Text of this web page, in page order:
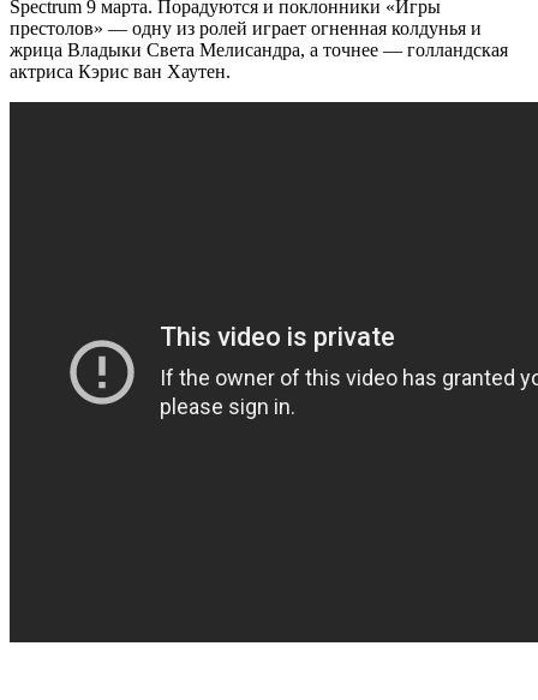
Spectrum 9 марта. Порадуются и поклонники «Игры
престолов» — одну из ролей играет огненная колдунья и
жрица Владыки Света Мелисандра, а точнее — голландская
актриса Кэрис ван Хаутен.